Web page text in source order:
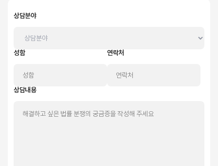
상담분야
성함 연락처
상담내용